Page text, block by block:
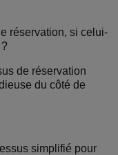
réservation, si celui-
de réservation
du côté de
simplifié pour